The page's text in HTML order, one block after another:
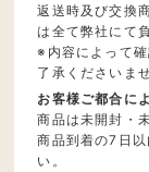
返送時及び交換
は全て弊社にて
※内容によって
了承くださいませ
お客様ご都合に
商品は未開封・
商品到着の7日
い。